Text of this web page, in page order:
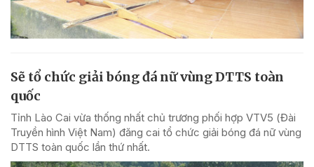
Sẽ tổ chức giải bóng đá nữ vùng DTTS toàn
quốc
Tỉnh Lào Cai vừa thống nhất chủ trương phối hợp VTV5 (Đài
Truyền hình Việt Nam) đăng cai tổ chức giải bóng đá nữ vùng
DTTS toàn quốc lần thứ nhất.